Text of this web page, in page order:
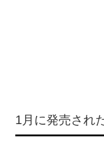
1月に発売され